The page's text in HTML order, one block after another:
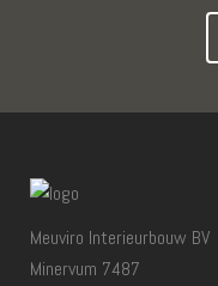
Meuviro Interieurbouw BV
Minervum 7487